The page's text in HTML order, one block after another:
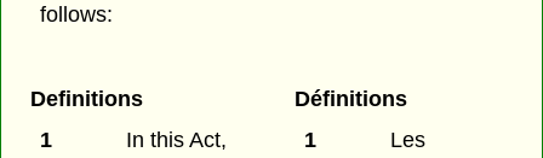
follows:
Definitions
1
In this Act,
Définitions
1
Les